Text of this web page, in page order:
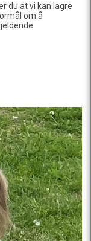
du at vi kan lagre
om å